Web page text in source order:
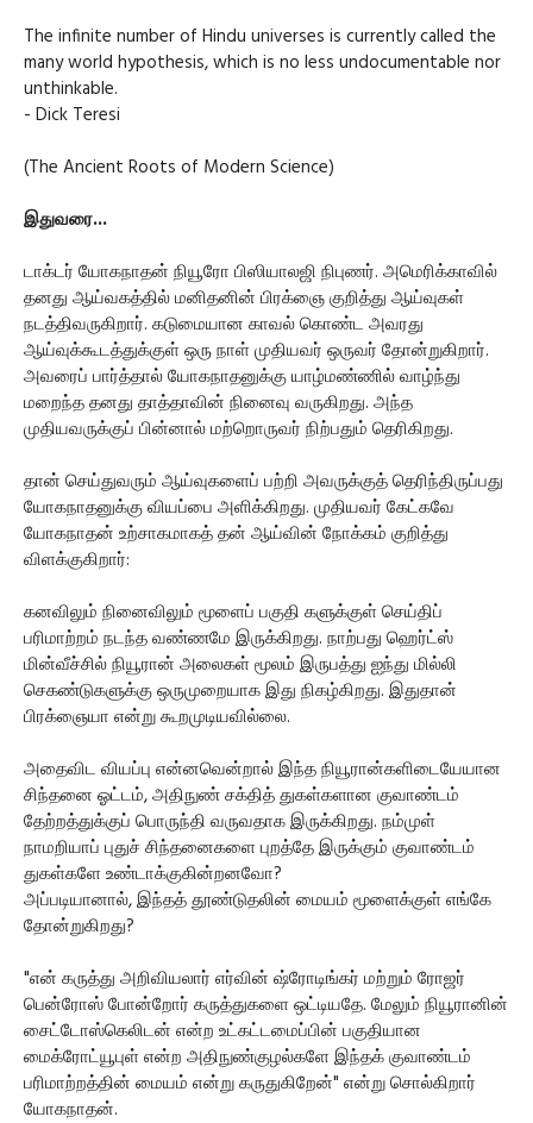
The infinite number of Hindu universes is currently called the
many world hypothesis, which is no less undocumentable nor
unthinkable.
- Dick Teresi
(The Ancient Roots of Modern Science)
இதுவரை...
டாக்டர் யோகநாதன் நியூரோ பிஸியாலஜி நிபுணர். அமெரிக்காவில்
தனது ஆய்வகத்தில் மனிதனின் பிரக்ஞை குறித்து ஆய்வுகள்
நடத்திவருகிறார். கடுமையான காவல் கொண்ட அவரது
ஆய்வுக்கூடத்துக்குள் ஒரு நாள் முதியவர் ஒருவர் தோன்றுகிறார்.
அவரைப் பார்த்தால் யோகநாதனுக்கு யாழ்மண்ணில் வாழ்ந்து
மறைந்த தனது தாத்தாவின் நினைவு வருகிறது. அந்த
முதியவருக்குப் பின்னால் மற்றொருவர் நிற்பதும் தெரிகிறது.
தான் செய்துவரும் ஆய்வுகளைப் பற்றி அவருக்குத் தெரிந்திருப்பது
யோகநாதனுக்கு வியப்பை அளிக்கிறது. முதியவர் கேட்கவே
யோகநாதன் உற்சாகமாகத் தன் ஆய்வின் நோக்கம் குறித்து
விளக்குகிறார்:
கனவிலும் நினைவிலும் மூளைப் பகுதி களுக்குள் செய்திப்
பரிமாற்றம் நடந்த வண்ணமே இருக்கிறது. நாற்பது ஹெர்ட்ஸ்
மின்வீச்சில் நியூரான் அலைகள் மூலம் இருபத்து ஐந்து மில்லி
செகண்டுகளுக்கு ஒருமுறையாக இது நிகழ்கிறது. இதுதான்
பிரக்ஞையா என்று கூறமுடியவில்லை.
அதைவிட வியப்பு என்னவென்றால் இந்த நியூரான்களிடையேயான
சிந்தனை ஓட்டம், அதிநுண் சக்தித் துகள்களான குவாண்டம்
தேற்றத்துக்குப் பொருந்தி வருவதாக இருக்கிறது. நம்முள்
நாமறியாப் புதுச் சிந்தனைகளை புறத்தே இருக்கும் குவாண்டம்
துகள்களே உண்டாக்குகின்றனவோ?
அப்படியானால், இந்தத் தூண்டுதலின் மையம் மூளைக்குள் எங்கே
தோன்றுகிறது?
"என் கருத்து அறிவியலார் எர்வின் ஷ்ரோடிங்கர் மற்றும் ரோஜர்
பென்ரோஸ் போன்றோர் கருத்துகளை ஒட்டியதே. மேலும் நியூரானின்
சைட்டோஸ்கெலிடன் என்ற உட்கட்டமைப்பின் பகுதியான
மைக்ரோட்யூபுள் என்ற அதிநுண்குழல்களே இந்தக் குவாண்டம்
பரிமாற்றத்தின் மையம் என்று கருதுகிறேன்" என்று சொல்கிறார்
யோகநாதன்.